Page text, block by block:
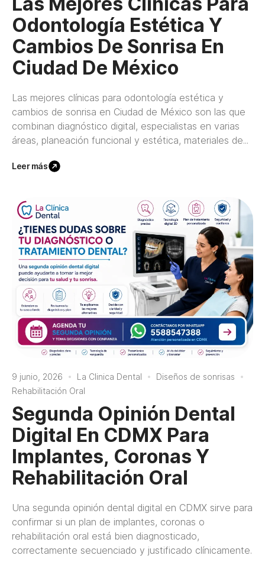
Odontología Estética Y
Cambios De Sonrisa En
Ciudad De México
Las mejores clínicas para odontología estética y
cambios de sonrisa en Ciudad de México son las que
combinan diagnóstico digital, especialistas en varias
áreas, planeación funcional y estética, materiales de...
Leer más
9 junio, 2026 La Clinica Dental
Diseños de sonrisas
Rehabilitación Oral
Segunda Opinión Dental
Digital En CDMX Para
Implantes, Coronas Y
Rehabilitación Oral
Una segunda opinión dental digital en CDMX sirve para
confirmar si un plan de implantes, coronas o
rehabilitación oral está bien diagnosticado,
correctamente secuenciado y justificado clínicamente.